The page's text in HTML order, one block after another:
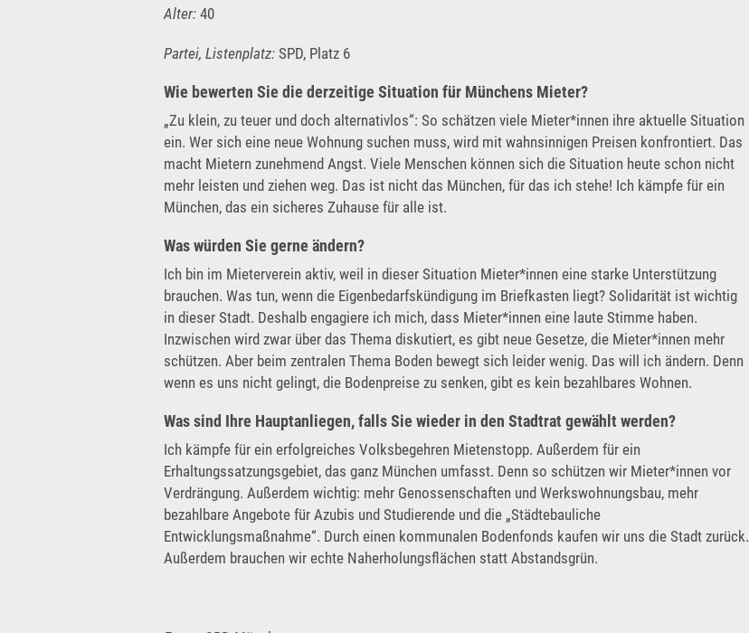
Alter: 40
Partei, Listenplatz: SPD, Platz 6
Wie bewerten Sie die derzeitige Situation für Münchens Mieter?
„Zu klein, zu teuer und doch alternativlos“: So schätzen viele Mieter*innen ihre aktuelle Situation
ein. Wer sich eine neue Wohnung suchen muss, wird mit wahnsinnigen Preisen konfrontiert. Das
macht Mietern zunehmend Angst. Viele Menschen können sich die Situation heute schon nicht
mehr leisten und ziehen weg. Das ist nicht das München, für das ich stehe! Ich kämpfe für ein
München, das ein sicheres Zuhause für alle ist.
Was würden Sie gerne ändern?
Ich bin im Mieterverein aktiv, weil in dieser Situation Mieter*innen eine starke Unterstützung
brauchen. Was tun, wenn die Eigenbedarfskündigung im Briefkasten liegt? Solidarität ist wichtig
in dieser Stadt. Deshalb engagiere ich mich, dass Mieter*innen eine laute Stimme haben.
Inzwischen wird zwar über das Thema diskutiert, es gibt neue Gesetze, die Mieter*innen mehr
schützen. Aber beim zentralen Thema Boden bewegt sich leider wenig. Das will ich ändern. Denn
wenn es uns nicht gelingt, die Bodenpreise zu senken, gibt es kein bezahlbares Wohnen.
Was sind Ihre Hauptanliegen, falls Sie wieder in den Stadtrat gewählt werden?
Ich kämpfe für ein erfolgreiches Volksbegehren Mietenstopp. Außerdem für ein
Erhaltungssatzungsgebiet, das ganz München umfasst. Denn so schützen wir Mieter*innen vor
Verdrängung. Außerdem wichtig: mehr Genossenschaften und Werkswohnungsbau, mehr
bezahlbare Angebote für Azubis und Studierende und die „Städtebauliche
Entwicklungsmaßnahme“. Durch einen kommunalen Bodenfonds kaufen wir uns die Stadt zurück.
Außerdem brauchen wir echte Naherholungsflächen statt Abstandsgrün.